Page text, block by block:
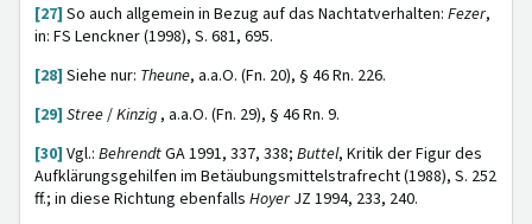
[27] So auch allgemein in Bezug auf das Nachtatverhalten: Fezer,
in: FS Lenckner (1998), S. 681, 695.
[28] Siehe nur: Theune, a.a.O. (Fn. 20), § 46 Rn. 226.
[29] Stree/Kinzig , a.a.O. (Fn. 29), § 46 Rn. 9.
[30] Vgl.: BehrendtGA 1991, 337, 338; Buttel, Kritik der Figur des
Aufklärungsgehilfen im Betäubungsmittelstrafrecht (1988), S. 252
ff.; in diese Richtung ebenfalls HoyerJZ 1994, 233, 240.